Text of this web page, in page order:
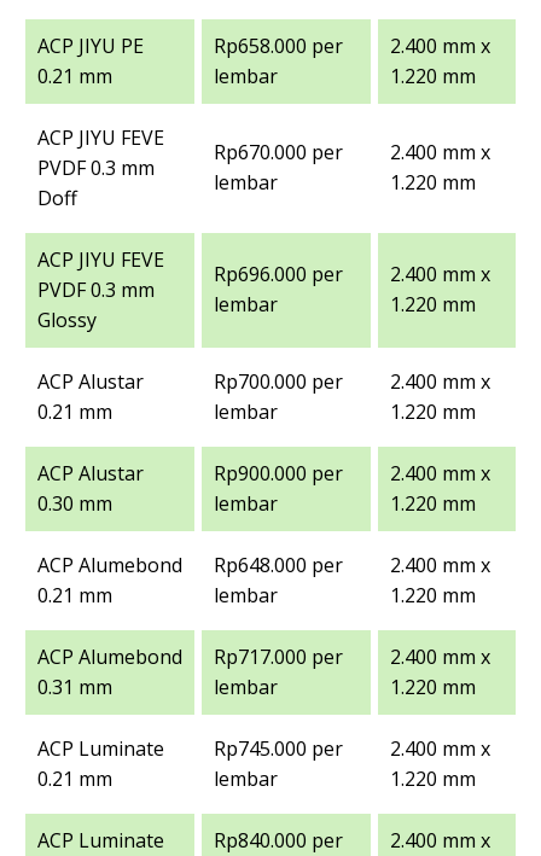
ACP JIYU PE
0.21 mm
Rp658.000 per
lembar
2.400 mm x
1.220 mm
ACP JIYU FEVE
PVDF 0.3 mm
Doff
Rp670.000 per
lembar
2.400 mm x
1.220 mm
ACP JIYU FEVE
PVDF 0.3 mm
Glossy
Rp696.000 per
lembar
2.400 mm x
1.220 mm
ACP Alustar
0.21 mm
Rp700.000 per
lembar
2.400 mm x
1.220 mm
ACP Alustar
0.30 mm
Rp900.000 per
lembar
2.400 mm x
1.220 mm
ACP Alumebond
0.21 mm
Rp648.000 per
lembar
2.400 mm x
1.220 mm
ACP Alumebond
0.31 mm
Rp717.000 per
lembar
2.400 mm x
1.220 mm
ACP Luminate
0.21 mm
Rp745.000 per
lembar
2.400 mm x
1.220 mm
ACP Luminate
Rp840.000 per
2.400 mm x